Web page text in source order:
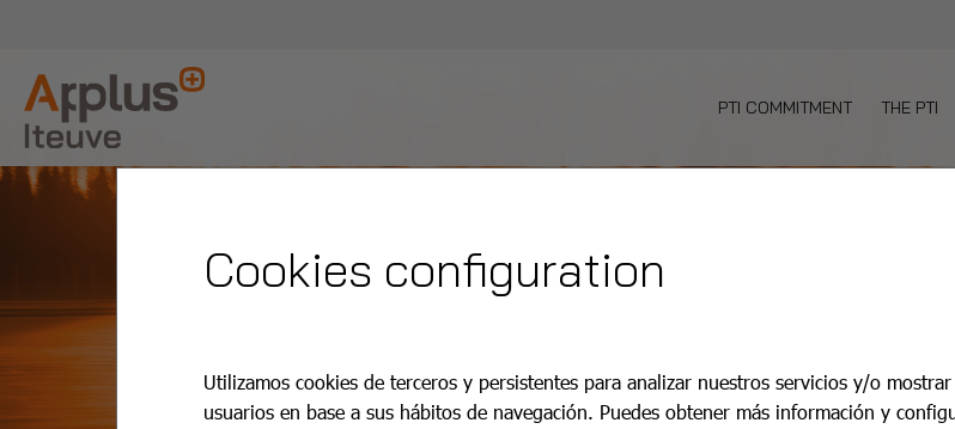
PTI COMMITMENT THE PTI
Cookies configuration
Utilizamos cookies de terceros y persistentes para analizar nuestros servicios y/o
usuarios en base a sus hábitos de navegación. Puedes obtener más información y